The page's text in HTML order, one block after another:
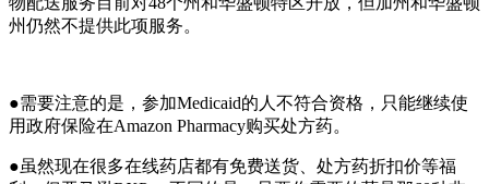
州仍然不提供此项服务。
●需要注意的是，参加Medicaid的人不符合资格，只能继续使
用政府保险在Amazon Pharmacy购买处方药。
●虽然现在很多在线药店都有免费送货、处方药折扣价等福